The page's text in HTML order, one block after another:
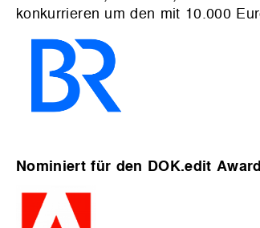
konkurrieren um den mit 10.000
Nominiert für den DOK.edit Award